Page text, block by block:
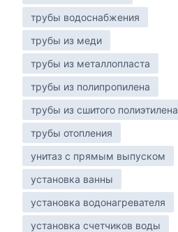
трубы водоснабжения
трубы из меди
трубы из металлопласта
трубы из полипропилена
трубы из сшитого полиэтилена
трубы отопления
унитаз с прямым выпуском
установка ванны
установка водонагревателя
установка счетчиков воды